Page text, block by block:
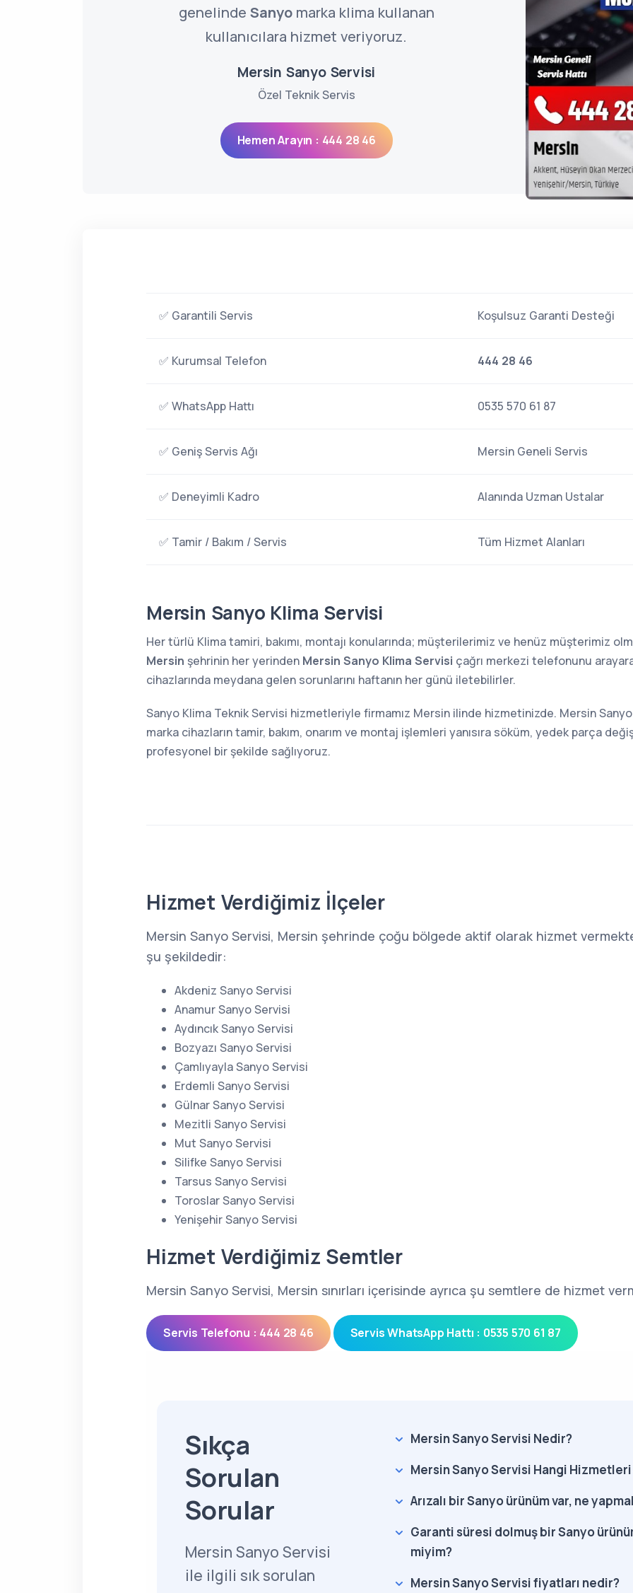
genelinde Sanyomarka klima kullanan
kullanıcılara hizmet veriyoruz.
Mersin Sanyo Servisi
Özel Teknik Servis
Hemen Arayın : 444 28 46
✅ Garantili Servis Koşulsuz Garanti Desteği
✅ Kurumsal Telefon 444 28 46
✅ WhatsApp Hattı 0535 570 61 87
✅ Geniş Servis Ağı Mersin Geneli Servis
✅ Deneyimli Kadro Alanında Uzman Ustalar
✅ Tamir / Bakım / Servis Tüm Hizmet Alanları
Mersin Sanyo Klima Servisi
Her türlü Klima tamiri, bakımı, montajı konularında; müşterilerimiz ve henüz müşterimiz
Mersin şehrinin her yerinden Mersin Sanyo Klima Servisi çağrı merkezi telefonunu
cihazlarında meydana gelen sorunlarını haftanın her günü iletebilirler.
Sanyo Klima Teknik Servisi hizmetleriyle firmamız Mersin ilinde hizmetinizde. Mersin
marka cihazların tamir, bakım, onarım ve montaj işlemleri yanısıra söküm, yedek parça
profesyonel bir şekilde sağlıyoruz.
Hizmet Verdiğimiz İlçeler
Mersin Sanyo Servisi, Mersin şehrinde çoğu bölgede aktif olarak hizmet
şu şekildedir:
Akdeniz Sanyo Servisi
Anamur Sanyo Servisi
Aydıncık Sanyo Servisi
Bozyazı Sanyo Servisi
Çamlıyayla Sanyo Servisi
Erdemli Sanyo Servisi
Gülnar Sanyo Servisi
Mezitli Sanyo Servisi
Mut Sanyo Servisi
Silifke Sanyo Servisi
Tarsus Sanyo Servisi
Toroslar Sanyo Servisi
Yenişehir Sanyo Servisi
Hizmet Verdiğimiz Semtler
Mersin Sanyo Servisi, Mersin sınırları içerisinde ayrıca şu semtlere de hizmet
Servis Telefonu : 444 28 46 Servis WhatsApp Hattı : 0535 570 61 87
Sıkça
Sorulan
Sorular
Mersin Sanyo Servisi
ile ilgili sık sorulan
Mersin Sanyo Servisi Nedir?
Mersin Sanyo Servisi Hangi Hizmetleri
Arızalı bir Sanyo ürünüm var, ne
Garanti süresi dolmuş bir Sanyo
miyim?
Mersin Sanyo Servisi fiyatları nedir?